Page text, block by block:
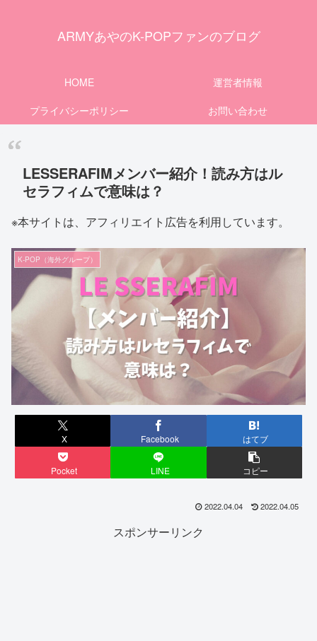
ARMYあやのK-POPファンのブログ
HOME
運営者情報
プライバシーポリシー
お問い合わせ
LESSERAFIMメンバー紹介！読み方はル
セラフィムで意味は？
※本サイトは、アフィリエイト広告を利用しています。
K-POP（海外グループ）
X Facebook はてブ
Pocket LINE コピー
2022.04.04 2022.04.05
スポンサーリンク